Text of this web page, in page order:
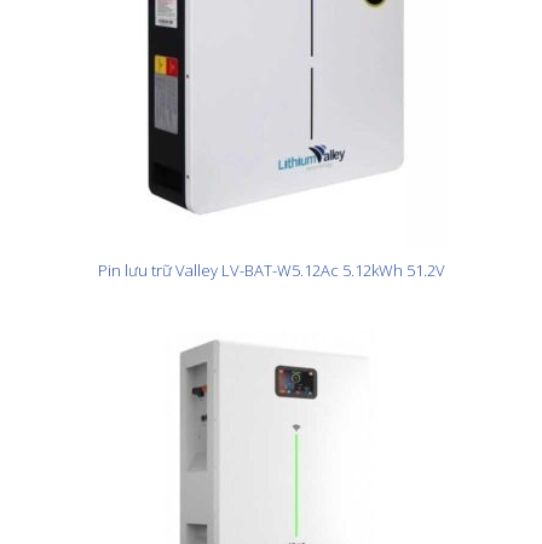
Pin lưu trữ Valley LV-BAT-W5.12Ac 5.12kWh 51.2V